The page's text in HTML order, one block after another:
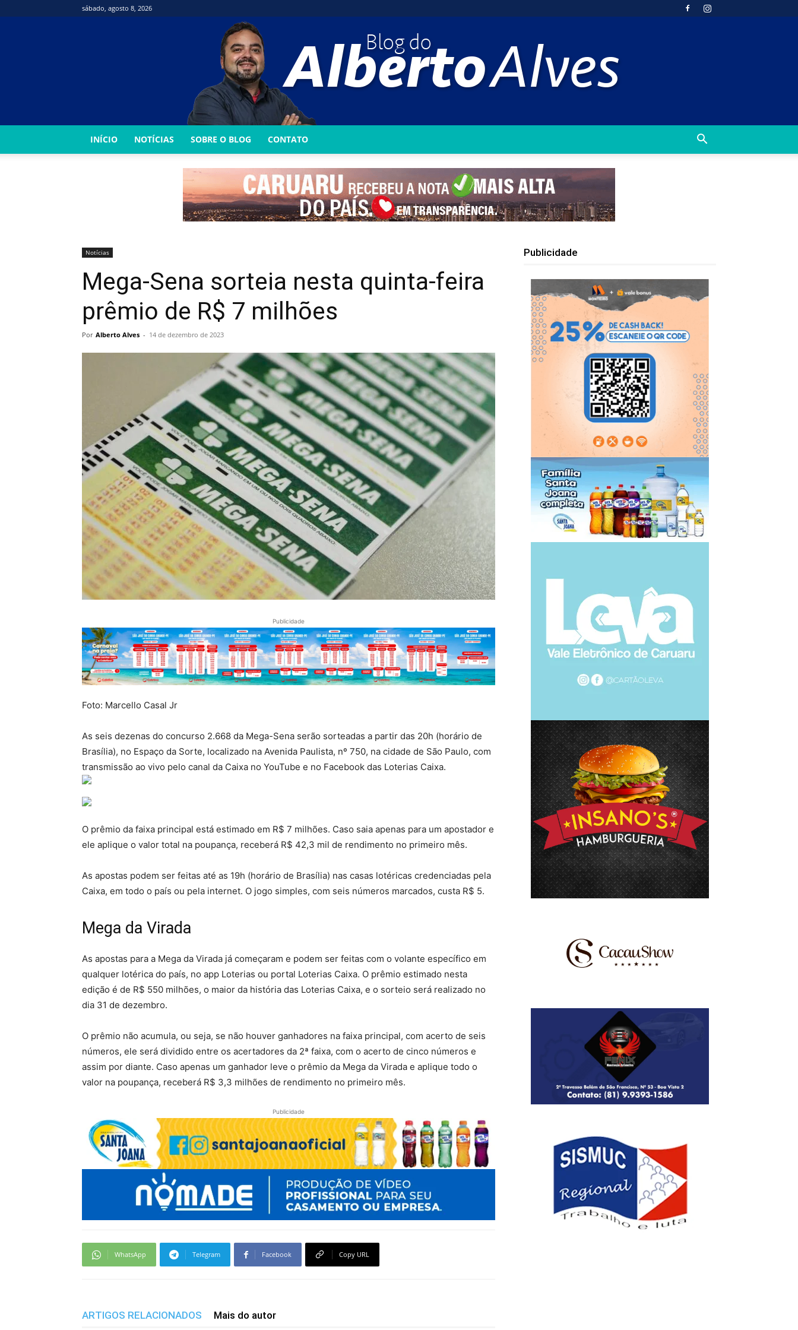
sábado, agosto 8, 2026
Alves
INÍCIO NOTÍCIAS SOBRE O BLOG CONTATO
Notícias
Mega-Sena sorteia nesta quinta-feira
prêmio de R$ 7 milhões
Por Alberto Alves - 14 de dezembro de 2023
Publicidade
Foto: Marcello Casal Jr
As seis dezenas do concurso 2.668 da Mega-Sena serão sorteadas a partir das 20h (horário de
Brasília), no Espaço da Sorte, localizado na Avenida Paulista, nº 750, na cidade de São Paulo, com
transmissão ao vivo pelo canal da Caixa no YouTube e no Facebook das Loterias Caixa.
O prêmio da faixa principal está estimado em R$ 7 milhões. Caso saia apenas para um apostador e
ele aplique o valor total na poupança, receberá R$ 42,3 mil de rendimento no primeiro mês.
As apostas podem ser feitas até as 19h (horário de Brasília) nas casas lotéricas credenciadas pela
Caixa, em todo o país ou pela internet. O jogo simples, com seis números marcados, custa R$ 5.
Mega da Virada
As apostas para a Mega da Virada já começaram e podem ser feitas com o volante específico em
qualquer lotérica do país, no app Loterias ou portal Loterias Caixa. O prêmio estimado nesta
edição é de R$ 550 milhões, o maior da história das Loterias Caixa, e o sorteio será realizado no
dia 31 de dezembro.
O prêmio não acumula, ou seja, se não houver ganhadores na faixa principal, com acerto de seis
números, ele será dividido entre os acertadores da 2ª faixa, com o acerto de cinco números e
assim por diante. Caso apenas um ganhador leve o prêmio da Mega da Virada e aplique todo o
valor na poupança, receberá R$ 3,3 milhões de rendimento no primeiro mês.
Publicidade
WhatsApp Telegram Facebook Copy URL
ARTIGOS RELACIONADOS Mais do autor
Publicidade